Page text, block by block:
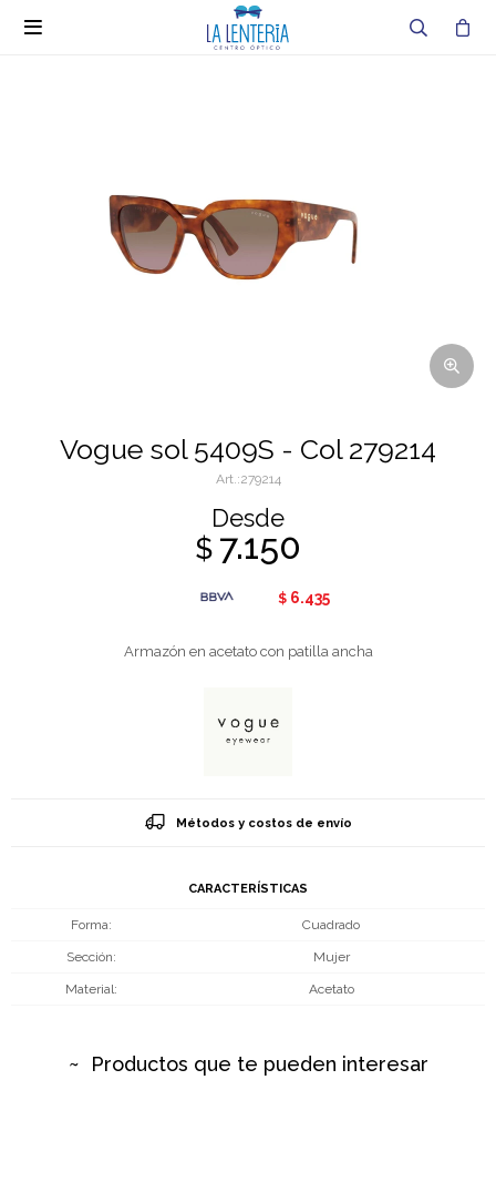

Vogue sol 5409S - Col 279214
279214
Desde
$ 7.150
$ 6.435
Armazón en acetato con patilla ancha
Métodos y costos de envío
CARACTERÍSTICAS
Forma Cuadrado
Sección Mujer
Material Acetato
Productos que te pueden interesar